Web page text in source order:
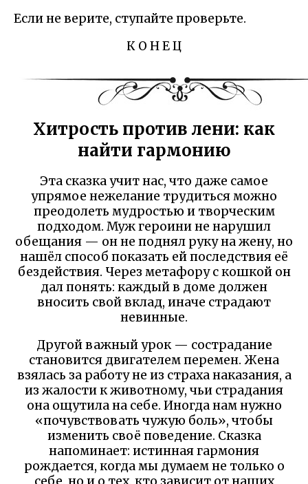
Если не верите, ступайте проверьте.
К О Н Е Ц
Хитрость против лени: как
найти гармонию
Эта сказка учит нас, что даже самое
упрямое нежелание трудиться можно
преодолеть мудростью и творческим
подходом. Муж героини не нарушил
обещания — он не поднял руку на жену, но
нашёл способ показать ей последствия её
бездействия. Через метафору с кошкой он
дал понять: каждый в доме должен
вносить свой вклад, иначе страдают
невинные.
Другой важный урок — сострадание
становится двигателем перемен. Жена
взялась за работу не из страха наказания, а
из жалости к животному, чьи страдания
она ощутила на себе. Иногда нам нужно
«почувствовать чужую боль», чтобы
изменить своё поведение. Сказка
напоминает: истинная гармония
рождается, когда мы думаем не только о
себе, но и о тех, кто зависит от наших